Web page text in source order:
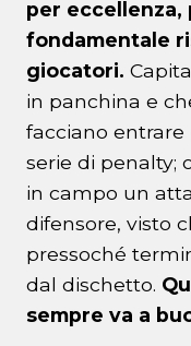
per eccellenza,
fondamentale
giocatori.
in panchina e
facciano entrare
serie di penalty;
in campo un
difensore, visto
pressoché
dal dischetto.
sempre va a